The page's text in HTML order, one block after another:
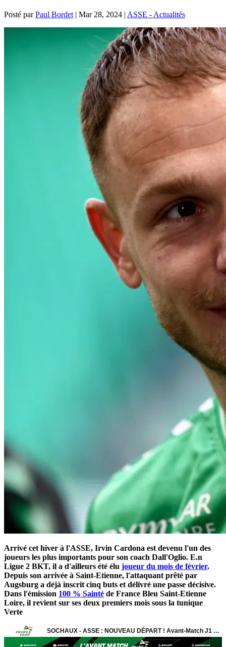
Posté parPaul Bordet | Mar 28, 2024 | ASSE - Actualités
Arrivé cet hiver à l'ASSE, Irvin Cardona est devenu l'un des
joueurs les plus importants pour son coach Dall'Oglio. E.n
Ligue 2 BKT, il a d'ailleurs été élu joueur du mois de février.
Depuis son arrivée à Saint-Etienne, l'attaquant prêté par
Augsburg a déjà inscrit cinq buts et délivré une passe décisive.
Dans l'émission 100 % Sainté de France Bleu Saint-Etienne
Loire, il revient sur ses deux premiers mois sous la tunique
Verte